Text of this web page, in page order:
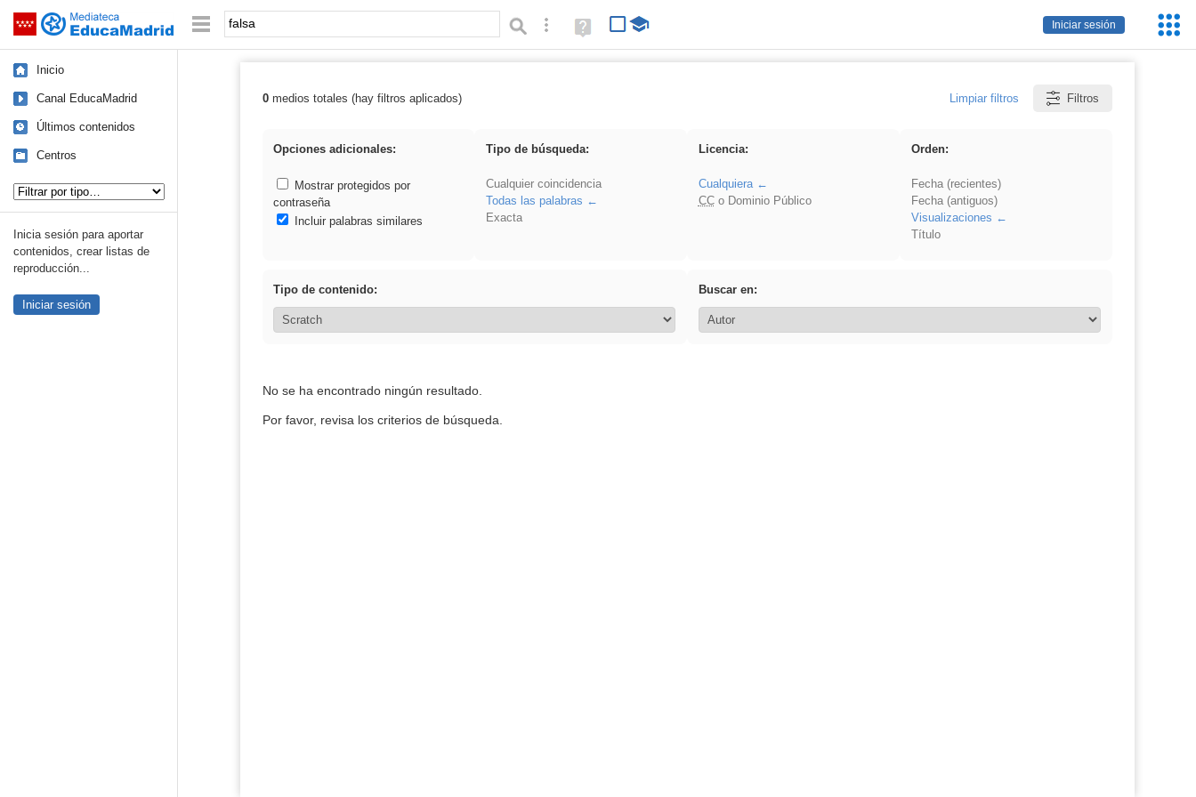
Saltar navegación
Iniciar sesión
Palabra o frase: Búsqueda avanzada
Ayuda
(en
Inicio
Canal EducaMadrid
Últimos contenidos
Centros
Inicia sesión para aportar
contenidos, crear listas de
reproducción...
Iniciar sesión
Resultados de: falsa
0medios totales (hay filtros aplicados) Limpiar filtros Filtros
Opciones adicionales:
Mostrar protegidos por
contraseña
Incluir palabras similares
Tipo de búsqueda:
Cualquier coincidencia
Todas las palabras
Exacta
Licencia:
Cualquiera
CCo Dominio Público
Orden:
Fecha (recientes)
Fecha (antiguos)
Visualizaciones
Título
Tipo de contenido: Buscar en:
No se ha encontrado ningún resultado.
Por favor, revisa los criterios de búsqueda.